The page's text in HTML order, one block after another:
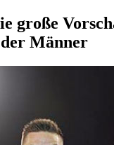
große
Männer